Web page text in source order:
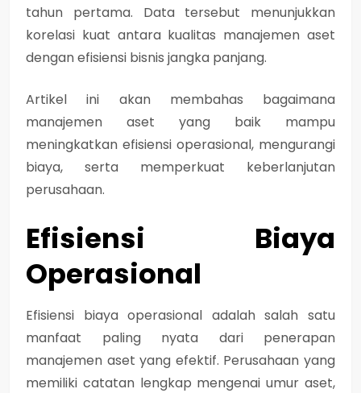
tahun pertama. Data tersebut menunjukkan
korelasi kuat antara kualitas manajemen aset
dengan efisiensi bisnis jangka panjang.
Artikel ini akan membahas bagaimana
manajemen aset yang baik mampu
meningkatkan efisiensi operasional, mengurangi
biaya, serta memperkuat keberlanjutan
perusahaan.
Efisiensi Biaya
Operasional
Efisiensi biaya operasional adalah salah satu
manfaat paling nyata dari penerapan
manajemen aset yang efektif. Perusahaan yang
memiliki catatan lengkap mengenai umur aset,